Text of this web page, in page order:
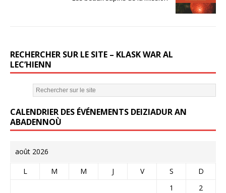
RECHERCHER SUR LE SITE – KLASK WAR AL
LEC’HIENN
CALENDRIER DES ÉVÉNEMENTS DEIZIADUR AN
ABADENNOÙ
août 2026
L M M J V S
D
1
2